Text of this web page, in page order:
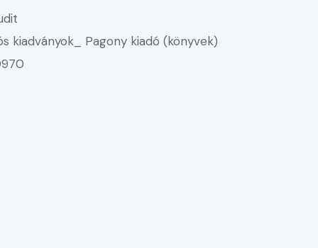
kiadványok_ Pagony kiadó (könyvek)